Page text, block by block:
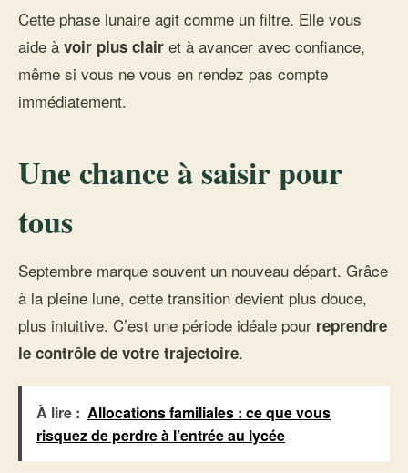
Cette phase lunaire agit comme un filtre. Elle vous
aide à voir plus clair et à avancer avec confiance,
même si vous ne vous en rendez pas compte
immédiatement.
Une chance à saisir pour
tous
Septembre marque souvent un nouveau départ. Grâce
à la pleine lune, cette transition devient plus douce,
plus intuitive. C’est une période idéale pour reprendre
le contrôle de votre trajectoire.
À lire : Allocations familiales : ce que vous
risquez de perdre à l’entrée au lycée